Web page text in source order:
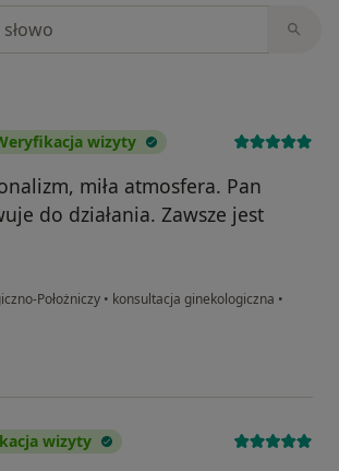
wizyty
miła atmosfera. Pan
do działania. Zawsze jest
Położniczy • konsultacja ginekologiczna •
wizyty